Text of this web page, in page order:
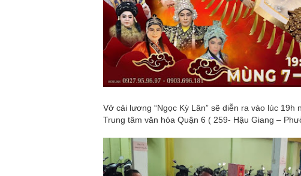
Vở cải lương “Ngọc Kỳ Lân” sẽ diễn ra vào lúc
Trung tâm văn hóa Quận 6 ( 259- Hậu Giang –